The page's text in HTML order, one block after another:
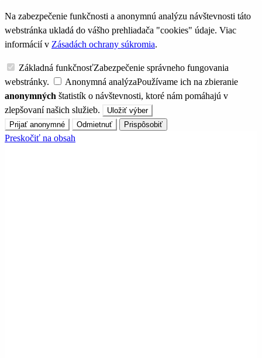
Na zabezpečenie funkčnosti a anonymnú analýzu návštevnosti táto
webstránka ukladá do vášho prehliadača "cookies" údaje. Viac
informácií v Zásadách ochrany súkromia.
Základná funkčnosťZabezpečenie správneho fungovania
webstránky.
Anonymná analýzaPoužívame ich na zbieranie
anonymných štatistík o návštevnosti, ktoré nám pomáhajú v
zlepšovaní našich služieb.
Uložiť výber
Prijať anonymné
Odmietnuť Prispôsobiť
Preskočiť na obsah